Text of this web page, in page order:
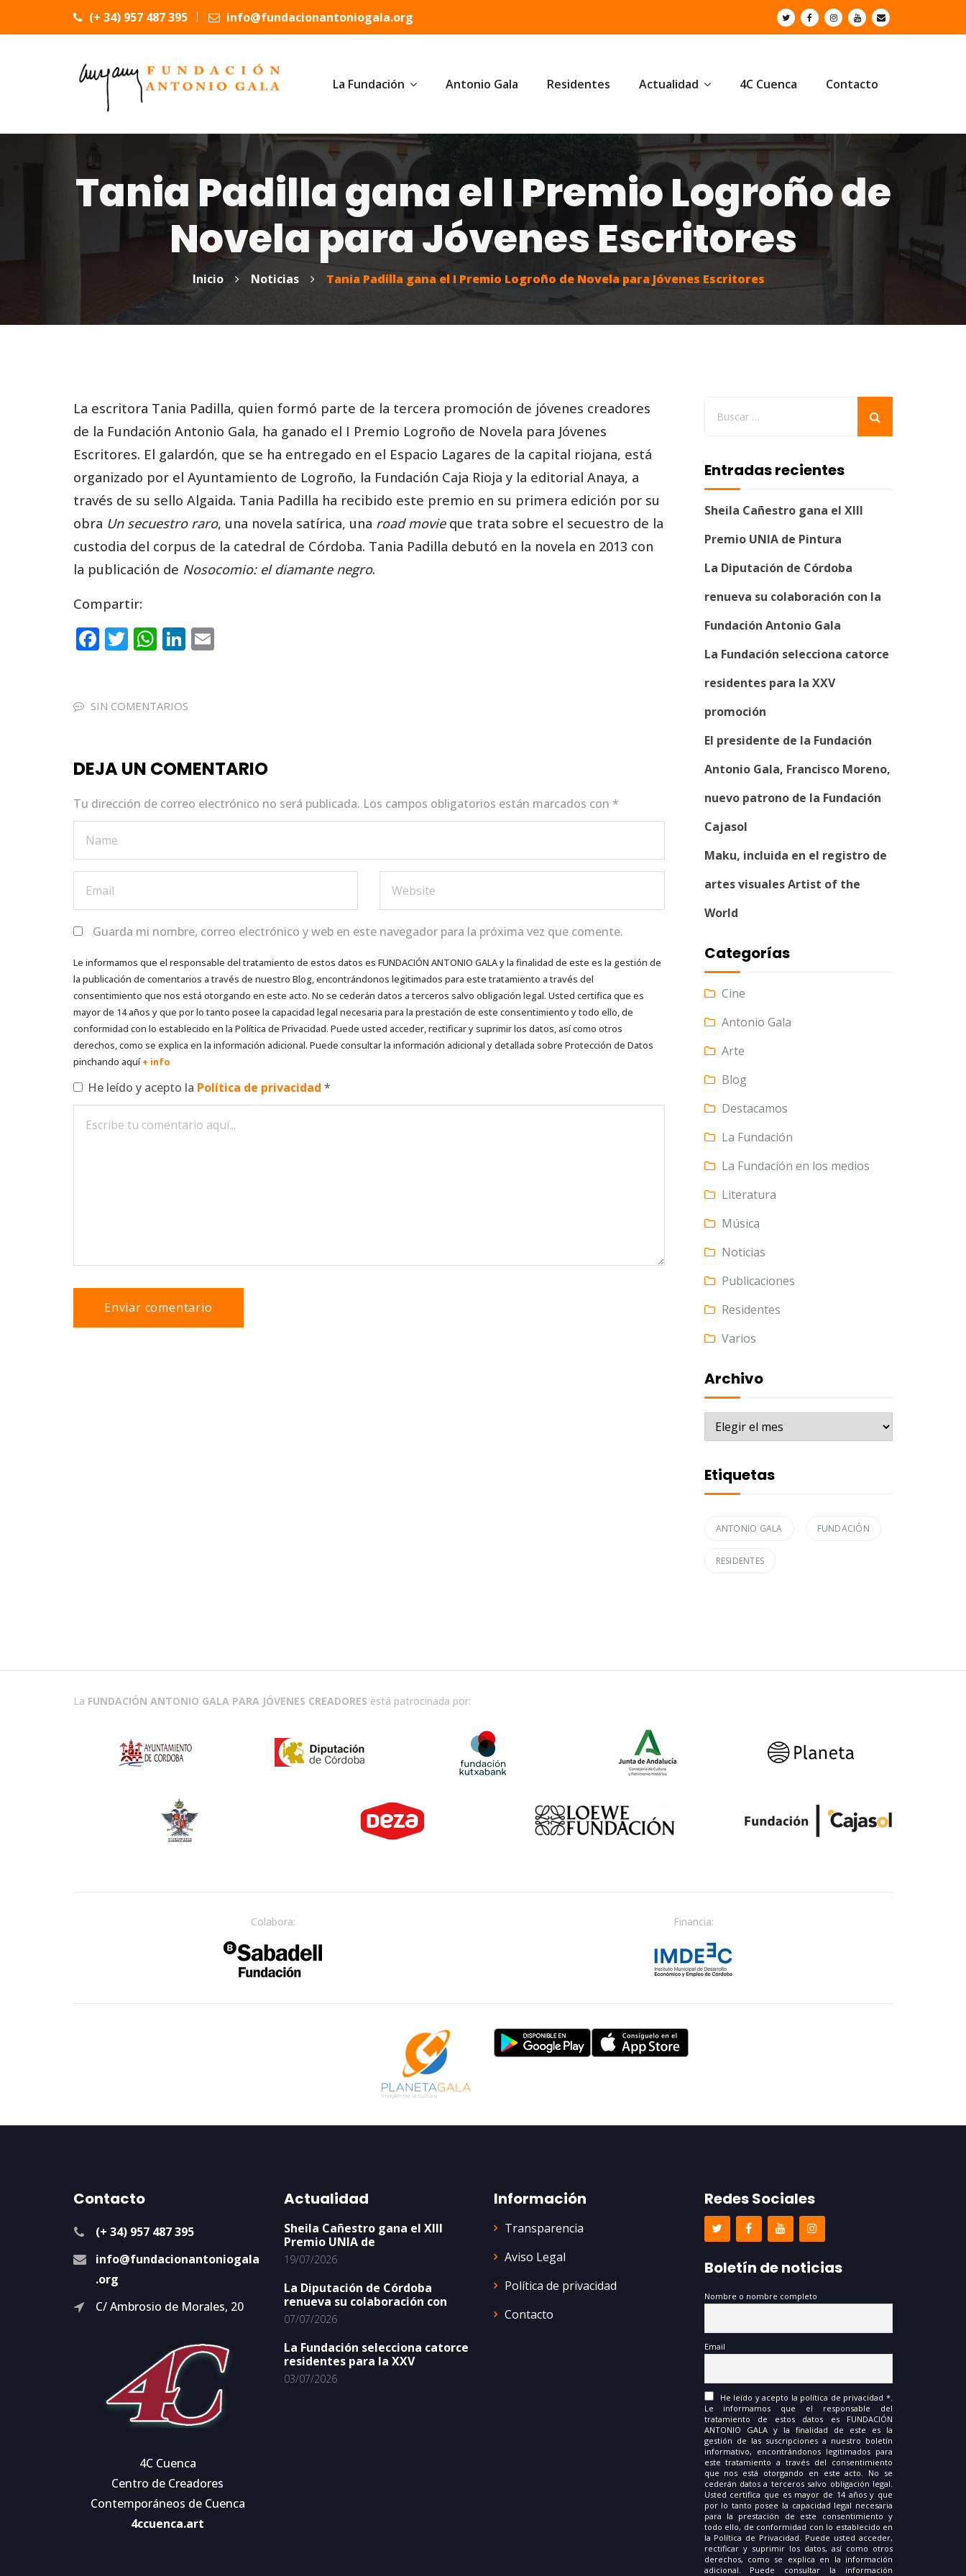
(+ 34) 957 487 395 info@fundacionantoniogala.org
La Fundación Antonio Gala Residentes Actualidad 4C Cuenca Contacto
Tania Padilla gana el I Premio Logroño de
Novela para Jóvenes Escritores
Inicio Noticias Tania Padilla gana el I Premio Logroño de Novela para Jóvenes Escritores
La escritora Tania Padilla, quien formó parte de la tercera promoción de jóvenes creadores
de la Fundación Antonio Gala, ha ganado el I Premio Logroño de Novela para Jóvenes
Escritores. El galardón, que se ha entregado en el Espacio Lagares de la capital riojana, está
organizado por el Ayuntamiento de Logroño, la Fundación Caja Rioja y la editorial Anaya, a
través de su sello Algaida. Tania Padilla ha recibido este premio en su primera edición por su
obra Un secuestro raro, una novela satírica, una road movieque trata sobre el secuestro de la
custodia del corpus de la catedral de Córdoba. Tania Padilla debutó en la novela en 2013 con
la publicación de Nosocomio: el diamante negro.
Compartir:
F
e
o
k
T
te
W
ts
p
Li
e
SIN COMENTARIOS
DEJA UN COMENTARIO
Tu dirección de correo electrónico no será publicada. Los campos obligatorios están marcados con *
Guarda mi nombre, correo electrónico y web en este navegador para la próxima vez que comente.
Le informamos que el responsable del tratamiento de estos datos es FUNDACIÓN ANTONIO GALA y la finalidad de este es la gestión de
la publicación de comentarios a través de nuestro Blog, encontrándonos legitimados para este tratamiento a través del
consentimiento que nos está otorgando en este acto. No se cederán datos a terceros salvo obligación legal. Usted certifica que es
mayor de 14 años y que por lo tanto posee la capacidad legal necesaria para la prestación de este consentimiento y todo ello, de
conformidad con lo establecido en la Política de Privacidad. Puede usted acceder, rectificar y suprimir los datos, así como otros
derechos, como se explica en la información adicional. Puede consultar la información adicional y detallada sobre Protección de Datos
pinchando aquí+ info
He leído y acepto la Política de privacidad *
Entradas recientes
Sheila Cañestro gana el XIII
Premio UNIA de Pintura
La Diputación de Córdoba
renueva su colaboración con la
Fundación Antonio Gala
La Fundación selecciona catorce
residentes para la XXV
promoción
El presidente de la Fundación
Antonio Gala, Francisco Moreno,
nuevo patrono de la Fundación
Cajasol
Maku, incluida en el registro de
artes visuales Artist of the
World
Categorías
Cine
Antonio Gala
Arte
Blog
Destacamos
La Fundación
La Fundación en los medios
Literatura
Música
Noticias
Publicaciones
Residentes
Varios
Archivo
Archivo
Etiquetas
ANTONIO GALA FUNDACIÓN
RESIDENTES
La FUNDACIÓN ANTONIO GALA PARA JÓVENES CREADORES está patrocinada por:
Colabora: Financia:
Contacto
(+ 34) 957 487 395
info@fundacionantoniogala
.org
C/ Ambrosio de Morales, 20
4C Cuenca
Centro de Creadores
Contemporáneos de Cuenca
4ccuenca.art
Actualidad
Sheila Cañestro gana el XIII
Premio UNIA de
19/07/2026
La Diputación de Córdoba
renueva su colaboración con
07/07/2026
La Fundación selecciona catorce
residentes para la XXV
03/07/2026
Información
Transparencia
Aviso Legal
Política de privacidad
Contacto
Redes Sociales
Boletín de noticias
Nombre o nombre completo
Email
He leído y acepto la política de privacidad *.
Le informamos que el responsable del
tratamiento de estos datos es FUNDACIÓN
ANTONIO GALA y la finalidad de este es la
gestión de las suscripciones a nuestro boletín
informativo, encontrándonos legitimados para
este tratamiento a través del consentimiento
que nos está otorgando en este acto. No se
cederán datos a terceros salvo obligación legal.
Usted certifica que es mayor de 14 años y que
por lo tanto posee la capacidad legal necesaria
para la prestación de este consentimiento y
todo ello, de conformidad con lo establecido en
la Política de Privacidad. Puede usted acceder,
rectificar y suprimir los datos, así como otros
derechos, como se explica en la información
adicional. Puede consultar la información